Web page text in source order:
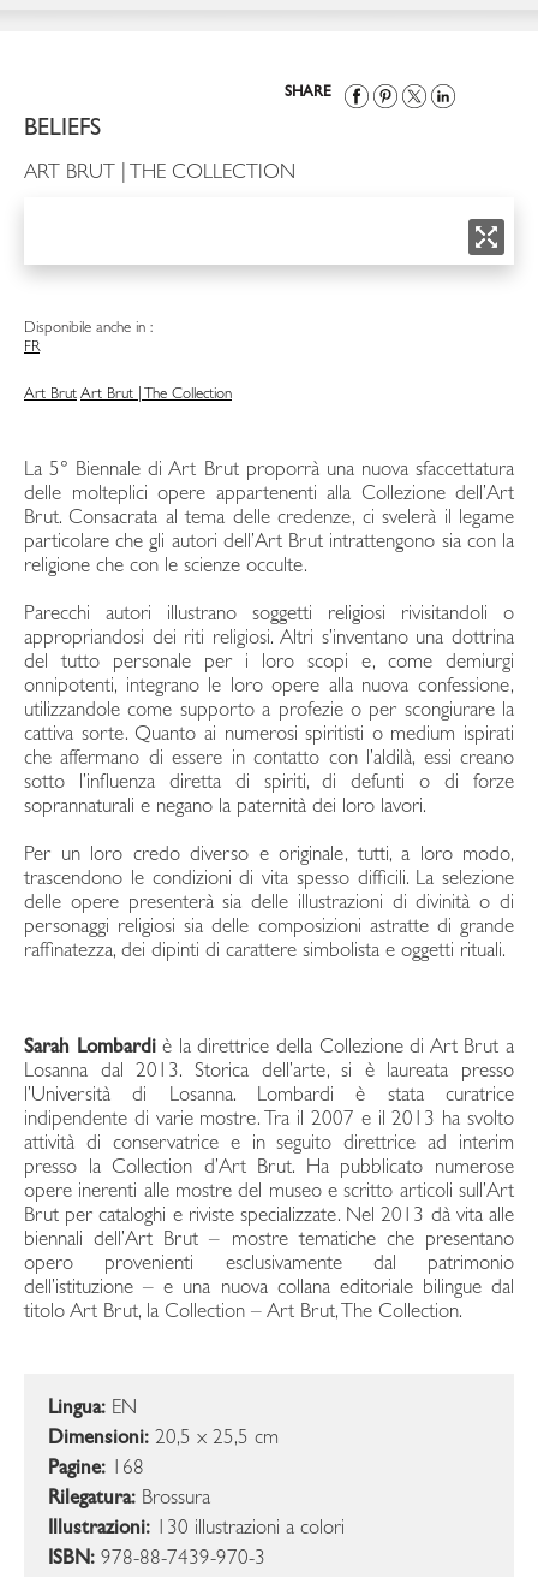
SHARE
BELIEFS
ART BRUT | THE COLLECTION
Disponibile anche in :
FR
Art Brut Art Brut | The Collection
La 5° Biennale di Art Brut proporrà una nuova sfaccettatura
delle molteplici opere appartenenti alla Collezione dell’Art
Brut. Consacrata al tema delle credenze, ci svelerà il legame
particolare che gli autori dell’Art Brut intrattengono sia con la
religione che con le scienze occulte.
Parecchi autori illustrano soggetti religiosi rivisitandoli o
appropriandosi dei riti religiosi. Altri s’inventano una dottrina
del tutto personale per i loro scopi e, come demiurgi
onnipotenti, integrano le loro opere alla nuova confessione,
utilizzandole come supporto a profezie o per scongiurare la
cattiva sorte. Quanto ai numerosi spiritisti o medium ispirati
che affermano di essere in contatto con l’aldilà, essi creano
sotto l’influenza diretta di spiriti, di defunti o di forze
soprannaturali e negano la paternità dei loro lavori.
Per un loro credo diverso e originale, tutti, a loro modo,
trascendono le condizioni di vita spesso difficili. La selezione
delle opere presenterà sia delle illustrazioni di divinità o di
personaggi religiosi sia delle composizioni astratte di grande
raffinatezza, dei dipinti di carattere simbolista e oggetti rituali.
Sarah Lombardiè la direttrice della Collezione di Art Brut a
Losanna dal 2013. Storica dell’arte, si è laureata presso
l’Università di Losanna. Lombardi è stata curatrice
indipendente di varie mostre. Tra il 2007 e il 2013 ha svolto
attività di conservatrice e in seguito direttrice ad interim
presso la Collection d’Art Brut. Ha pubblicato numerose
opere inerenti alle mostre del museo e scritto articoli sull’Art
Brut per cataloghi e riviste specializzate. Nel 2013 dà vita alle
biennali dell’Art Brut – mostre tematiche che presentano
opero provenienti esclusivamente dal patrimonio
dell’istituzione – e una nuova collana editoriale bilingue dal
titolo Art Brut, la Collection – Art Brut, The Collection.
Lingua: EN
Dimensioni: 20,5 x 25,5 cm
Pagine: 168
Rilegatura: Brossura
Illustrazioni: 130 illustrazioni a colori
ISBN: 978-88-7439-970-3